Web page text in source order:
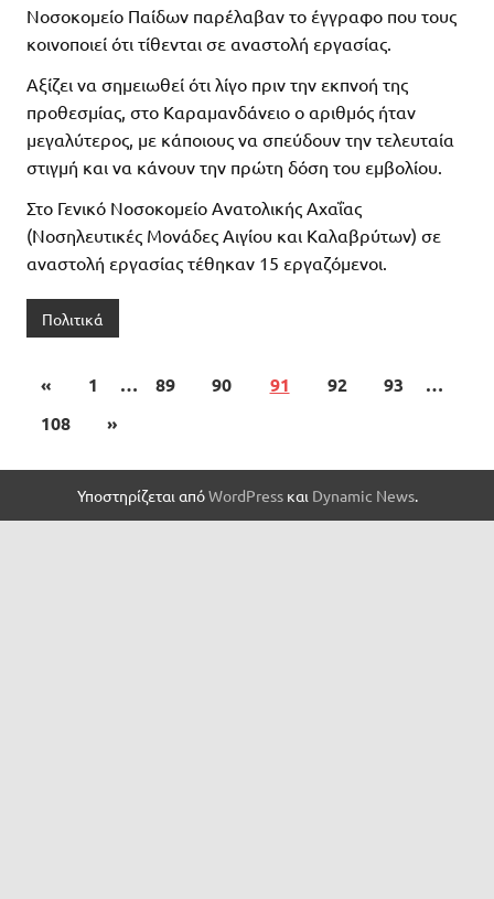
Νοσοκομείο Παίδων παρέλαβαν το έγγραφο που τους
κοινοποιεί ότι τίθενται σε αναστολή εργασίας.
Αξίζει να σημειωθεί ότι λίγο πριν την εκπνοή της
προθεσμίας, στο Καραμανδάνειο ο αριθμός ήταν
μεγαλύτερος, με κάποιους να σπεύδουν την τελευταία
στιγμή και να κάνουν την πρώτη δόση του εμβολίου.
Στο Γενικό Νοσοκομείο Ανατολικής Αχαΐας
(Νοσηλευτικές Μονάδες Αιγίου και Καλαβρύτων) σε
αναστολή εργασίας τέθηκαν 15 εργαζόμενοι.
Πολιτικά
« 1 … 89 90 91 92 93
…
108
»
Υποστηρίζεται απόWordPressκαι Dynamic News.